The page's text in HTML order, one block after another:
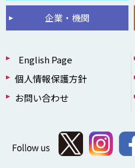
企業・機関
English Page
個人情報保護方針
お問い合わせ